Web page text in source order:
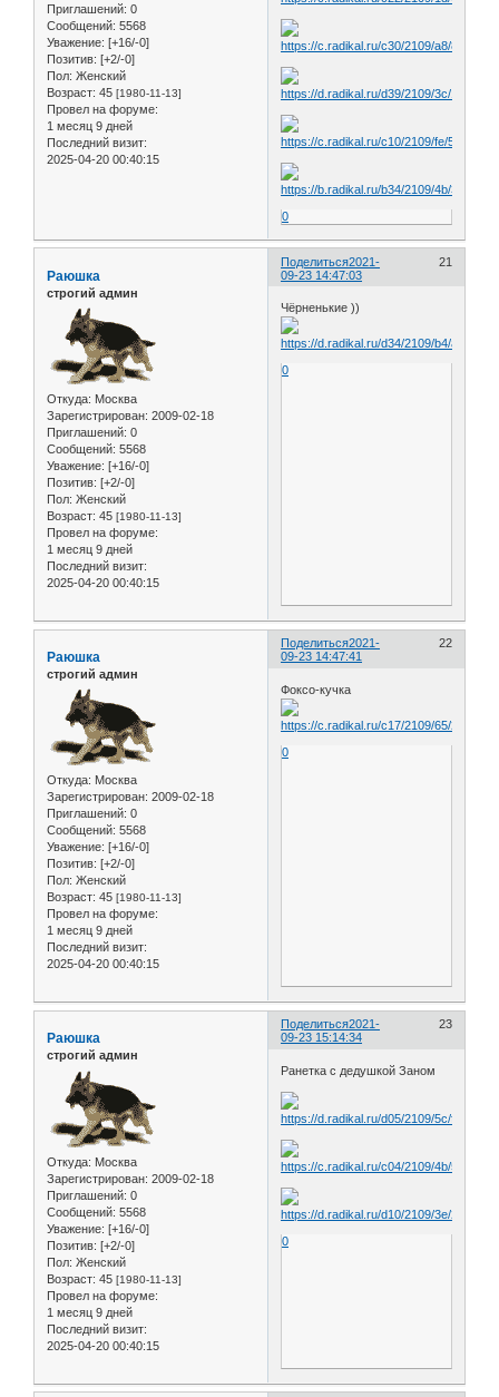
Приглашений: 0
Сообщений: 5568
Уважение: [+16/-0]
Позитив: [+2/-0]
Пол: Женский
Возраст: 45 [1980-11-13]
Провел на форуме:
1 месяц 9 дней
Последний визит:
2025-04-20 00:40:15
0
Поделиться 21
2021-
09-23 14:47:03
Раюшка
строгий админ
Откуда: Москва
Зарегистрирован: 2009-02-18
Приглашений: 0
Сообщений: 5568
Уважение: [+16/-0]
Позитив: [+2/-0]
Пол: Женский
Возраст: 45 [1980-11-13]
Провел на форуме:
1 месяц 9 дней
Последний визит:
2025-04-20 00:40:15
Чёрненькие ))
0
Поделиться 22
2021-
09-23 14:47:41
Раюшка
строгий админ
Откуда: Москва
Зарегистрирован: 2009-02-18
Приглашений: 0
Сообщений: 5568
Уважение: [+16/-0]
Позитив: [+2/-0]
Пол: Женский
Возраст: 45 [1980-11-13]
Провел на форуме:
1 месяц 9 дней
Последний визит:
2025-04-20 00:40:15
Фоксо-кучка
0
Поделиться 23
2021-
09-23 15:14:34
Раюшка
строгий админ
Откуда: Москва
Зарегистрирован: 2009-02-18
Приглашений: 0
Сообщений: 5568
Уважение: [+16/-0]
Позитив: [+2/-0]
Пол: Женский
Возраст: 45 [1980-11-13]
Провел на форуме:
1 месяц 9 дней
Последний визит:
2025-04-20 00:40:15
Ранетка с дедушкой Заном
0